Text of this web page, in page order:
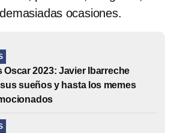
ocasiones.
Oscar 2023: Javier Ibarreche
sueños y hasta los memes